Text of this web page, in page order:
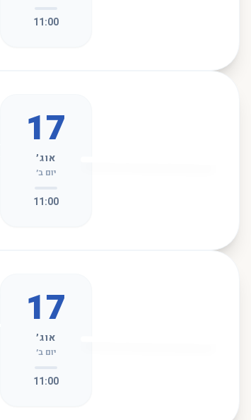
11:00
17
אוג׳
יום ב׳
11:00
17
אוג׳
יום ב׳
11:00